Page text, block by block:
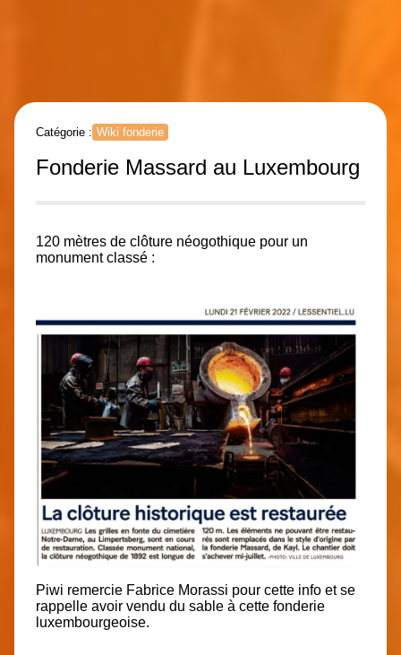
Catégorie : Wiki fonderie
Fonderie Massard au Luxembourg
120 mètres de clôture néogothique pour un
monument classé :
Piwi remercie Fabrice Morassi pour cette info et se
rappelle avoir vendu du sable à cette fonderie
luxembourgeoise.